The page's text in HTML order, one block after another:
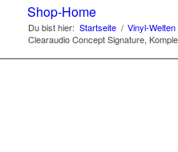
Shop-Home
Du bist hier: Startseite / Vinyl-Welten
Clearaudio Concept Signature,